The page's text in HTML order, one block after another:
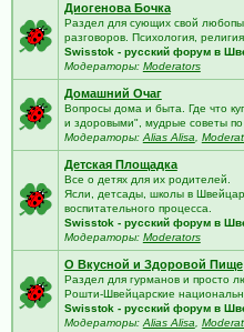
Диогенова Бочка
Раздел для сующих свой
разговоров. Психология,
Swisstok - русский форум в
Модераторы: Moderators
Домашний Очаг
Вопросы дома и быта. Где что
и здоровыми", мудрые советы по
Модераторы: Alias Alisa
Детская Площадка
Все о детях для их родителей.
Ясли, детсады, школы в
воспитательного процесса.
Swisstok - русский форум в
Модераторы: Moderators
О Вкусной и Здоровой Пище
Раздел для гурманов и просто
Рошти-Швейцарские
Swisstok - русский форум в
Модераторы: Alias Alisa